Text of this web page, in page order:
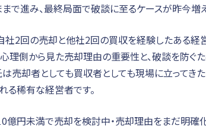
まで進み、最終局面で破談に至るケースが昨今増
社2回の売却と他社2回の買収を経験したある経
理側から見た売却理由の重要性と、破談を防ぐ
は売却者としても買収者としても現場に立ってき
る稀有な経営者です。
億円未満で売却を検討中・売却理由をまだ明確